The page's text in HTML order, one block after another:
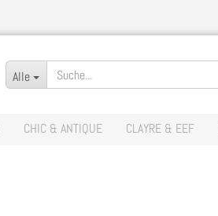
Alle
CHIC & ANTIQUE CLAYRE & EEF